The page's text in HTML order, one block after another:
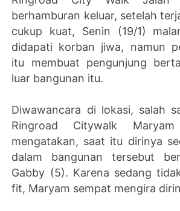
berhamburan keluar, setelah
cukup kuat, Senin (19/1)
didapati korban jiwa, namun
itu membuat pengunjung
luar bangunan itu.
Diwawancara di lokasi, salah
Ringroad Citywalk
mengatakan, saat itu dirinya
dalam bangunan tersebut
Gabby (5). Karena sedang
fit, Maryam sempat mengira